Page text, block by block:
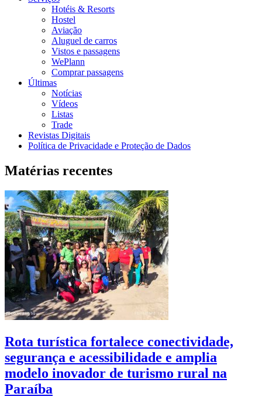
Hotéis & Resorts
Hostel
Aviação
Aluguel de carros
Vistos e passagens
WePlann
Comprar passagens
Últimas
Notícias
Vídeos
Listas
Trade
Revistas Digitais
Política de Privacidade e Proteção de Dados
Matérias recentes
Rota turística fortalece conectividade,
segurança e acessibilidade e amplia
modelo inovador de turismo rural na
Paraíba